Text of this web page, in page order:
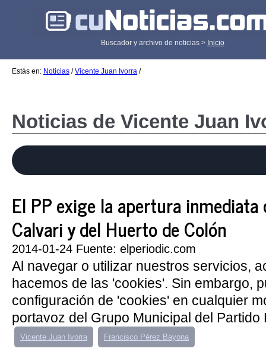
Buscador y archivo de noticias > Inicio
Estás en: Noticias /Vicente Juan Ivorra /
Noticias de Vicente Juan
El PP exige la apertura inmediata
Calvari y del Huerto de Colón
2014-01-24 Fuente: elperiodic.com
Al navegar o utilizar nuestros servicios,
hacemos de las 'cookies'. Sin embargo,
configuración de 'cookies' en cualquier
portavoz del Grupo Municipal del Partido
Vicente Juan Ivorra Francisco Pérez Bayona